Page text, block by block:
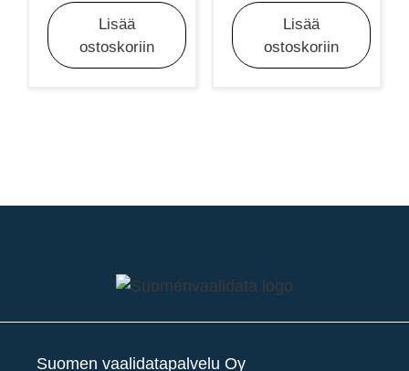
Lisää
ostoskoriin
Lisää
ostoskoriin
Suomen vaalidatapalvelu Oy